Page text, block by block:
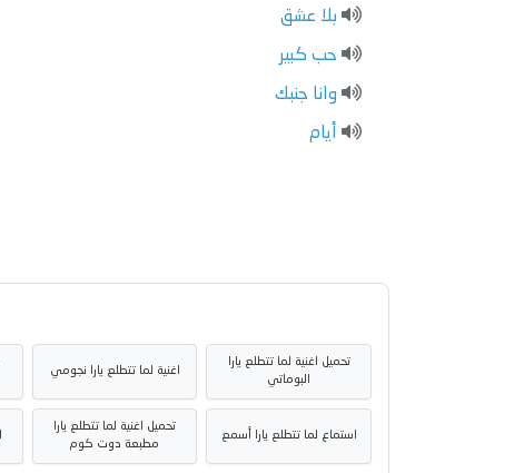
بلا عشق
حب كبير
وانا جنبك
أيام
تحميل اغنية لما تتطلع يارا
البوماتي
اغنية لما تتطلع يارا نجومي
استماع لما تتطلع يارا أسمع
تحميل اغنية لما تتطلع يارا
مطبعة دوت كوم